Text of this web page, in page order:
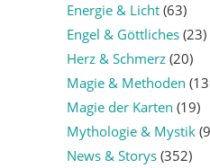
Energie & Licht(63)
Engel & Göttliches(23)
Herz & Schmerz(20)
Magie & Methoden
Magie der Karten (19)
Mythologie & Mystik
News & Storys(352)